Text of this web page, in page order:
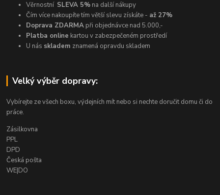
Věrnostní SLEVA 5% na další nákupy
Čím více nakoupíte tím větší slevu získáte - až 27%
Doprava ZDARMA při objednávce nad 5.000,-
Platba online kartou v zabezpečeném prostředí
U nás skladem znamená opravdu skladem
Velký výběr dopravy:
Vybírejte ze všech boxu, výdejních mít nebo si nechte doručit domu či do
práce.
Zásilkovna
PPL
DPD
Česká pošta
WE|DO